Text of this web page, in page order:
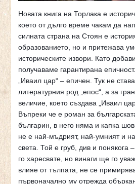
Новата книга на Торлака е
което от дълго време чакам да
силната страна на Стоян е
образованието, но и притежава
историческите извори. Като
получаваме гарантирана
„Иваил цар“ – епичен. Тук не
литературния род „епос“, а за
величие, което създава „Иваил
Въпреки че е роман за
българин, в него няма и капка
не е най-мъдрият, най-умният и
света. Той е груб, див и понякога
го харесвате, но винаги ще го
влияе от тълпата, не се
първоначално му отрежда